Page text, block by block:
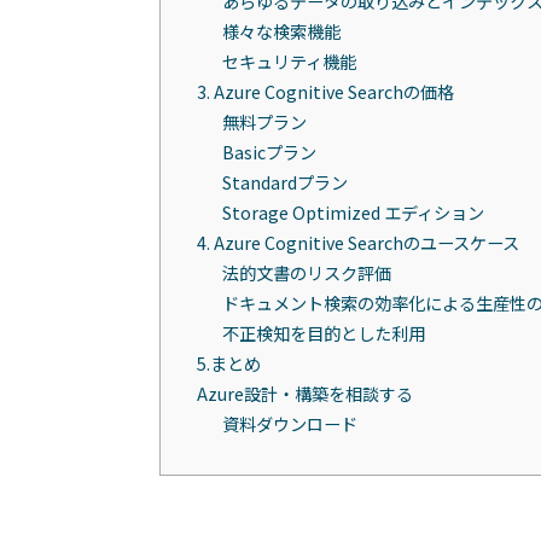
様々な検索機能
セキュリティ機能
3. Azure Cognitive Searchの価格
無料プラン
Basicプラン
Standardプラン
Storage Optimized エディション
4. Azure Cognitive Searchのユースケース
法的文書のリスク評価
ドキュメント検索の効率化による生産性
不正検知を目的とした利用
5.まとめ
Azure設計・構築を相談する
資料ダウンロード